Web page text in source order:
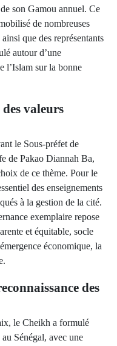
son Gamou annuel. Ce
de nombreuses
que des représentants
autour d’une
l’Islam sur la bonne
valeurs
le Sous-préfet de
de Pakao Diannah Ba,
de ce thème. Pour le
des enseignements
à la gestion de la cité.
exemplaire repose
et équitable, socle
économique, la
des
le Cheikh a formulé
Sénégal, avec une